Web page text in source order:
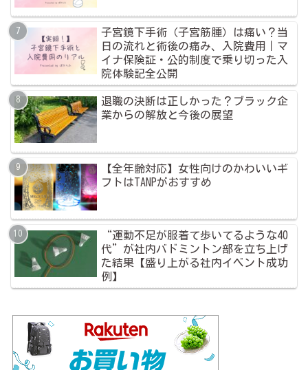
子宮鏡下手術（子宮筋腫）は痛い？当
日の流れと術後の痛み、入院費用｜マ
イナ保険証・公的制度で乗り切った入
院体験記全公開
退職の決断は正しかった？ブラック企
業からの解放と今後の展望
【全年齢対応】女性向けのかわいいギ
フトはTANPがおすすめ
“運動不足が服着て歩いてるような40
代”が社内バドミントン部を立ち上げ
た結果【盛り上がる社内イベント成功
例】